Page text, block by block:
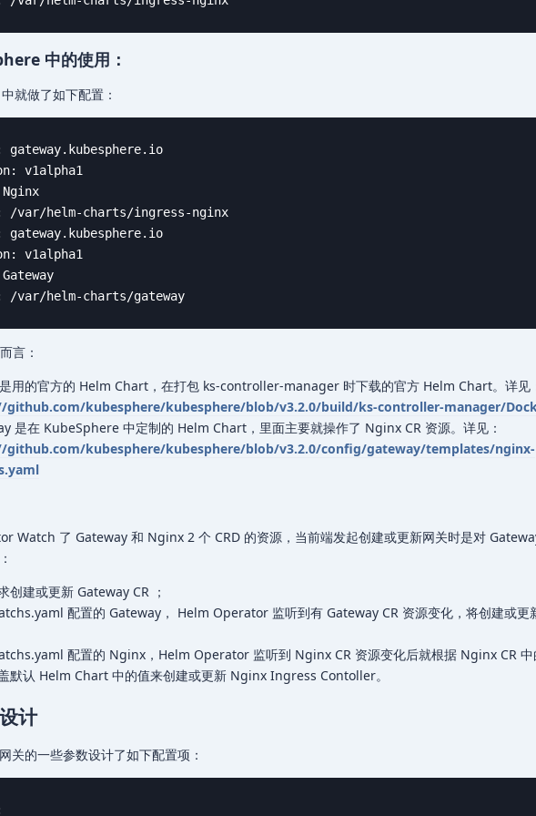
中的使用：
就做了如下配置：
gateway.kubesphere.io
v1alpha1
/var/helm-charts/ingress-nginx
gateway.kubesphere.io
v1alpha1
/var/helm-charts/gateway
言：
用的官方的 Helm Chart，在打包 ks-controller-manager 时下载的官方 Helm Chart。详见
github.com/kubesphere/kubesphere/blob/v3.2.0/build/ks-controller-manager/
是在 KubeSphere 中定制的 Helm Chart，里面主要就操作了 Nginx CR 资源。详见：
github.com/kubesphere/kubesphere/blob/v3.2.0/config/gateway/templates/nginx-
Watch 了 Gateway 和 Nginx 2 个 CRD 的资源，当前端发起创建或更新网关时是对
创建或更新 Gateway CR ；
配置的 Gateway， Helm Operator 监听到有 Gateway CR 资源变化，将创建或更
配置的 Nginx，Helm Operator 监听到 Nginx CR 资源变化后就根据 Nginx CR 中
默认 Helm Chart 中的值来创建或更新 Nginx Ingress Contoller。
计
关的一些参数设计了如下配置项：